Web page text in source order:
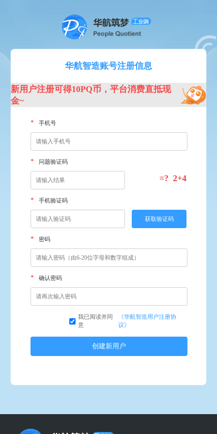
华航智造账号注册信息
新用户注册可得10PQ币，平台消费直抵现
金~
* 手机号
* 问题验证码
2+4
=?
* 手机验证码
获取验证码
* 密码
* 确认密码
我已阅读并同
意
《华航智造用户注册协
议》
创建新用户